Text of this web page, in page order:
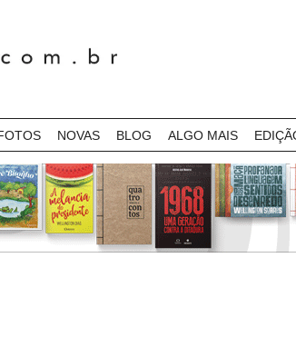
NOVAS BLOG ALGO MAIS